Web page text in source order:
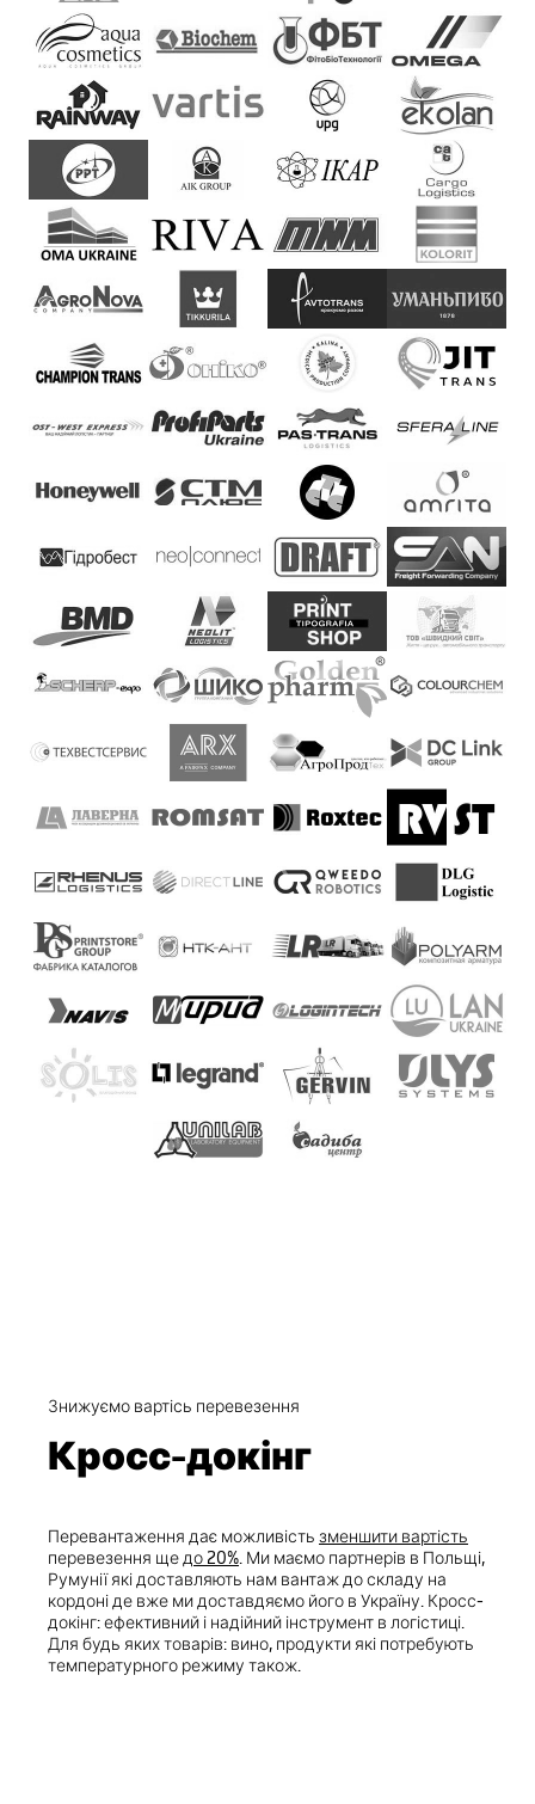
Знижуємо вартісь перевезення
Кросс-докінг
Перевантаження дає можливість зменшити вартість
перевезення щедо 20%. Ми маємо партнерів в Польщі,
Румунії які доставляють нам вантаж до складу на
кордоні де вже ми доставдяємо його в Україну. Кросс-
докінг: ефективний і надійний інструмент в логістиці.
Для будь яких товарів: вино, продукти які потребують
температурного режиму також.